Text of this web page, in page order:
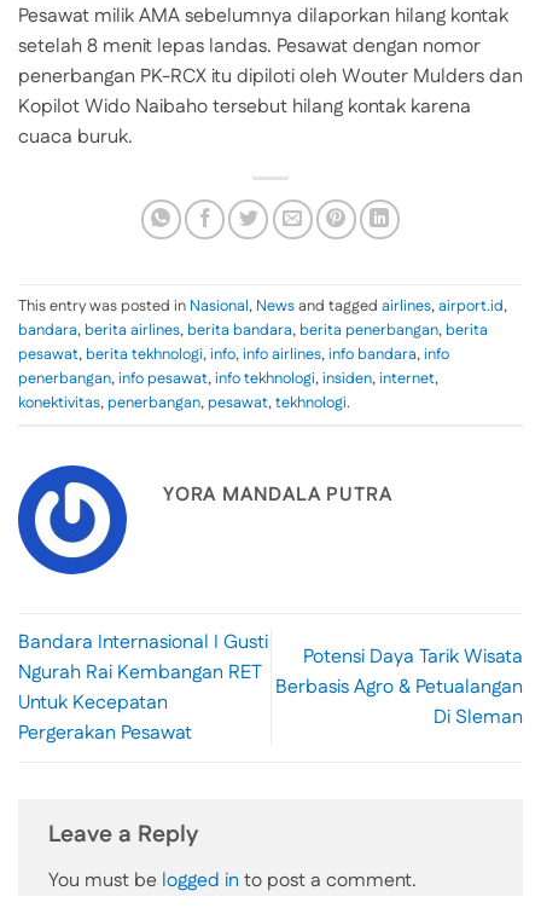
Pesawat milik AMA sebelumnya dilaporkan hilang kontak
setelah 8 menit lepas landas. Pesawat dengan nomor
penerbangan PK-RCX itu dipiloti oleh Wouter Mulders dan
Kopilot Wido Naibaho tersebut hilang kontak karena
cuaca buruk.
This entry was posted in Nasional, Newsand tagged airlines,airport.id,
bandara, berita airlines, berita bandara, berita penerbangan, berita
pesawat, berita tekhnologi,info,info airlines,info bandara,info
penerbangan,info pesawat,info tekhnologi,insiden,internet,
konektivitas,penerbangan,pesawat,tekhnologi.
YORA MANDALA PUTRA
Bandara Internasional I Gusti
Ngurah Rai Kembangan RET
Untuk Kecepatan
Pergerakan Pesawat
Potensi Daya Tarik Wisata
Berbasis Agro & Petualangan
Di Sleman
Leave a Reply
You must be logged in to post a comment.